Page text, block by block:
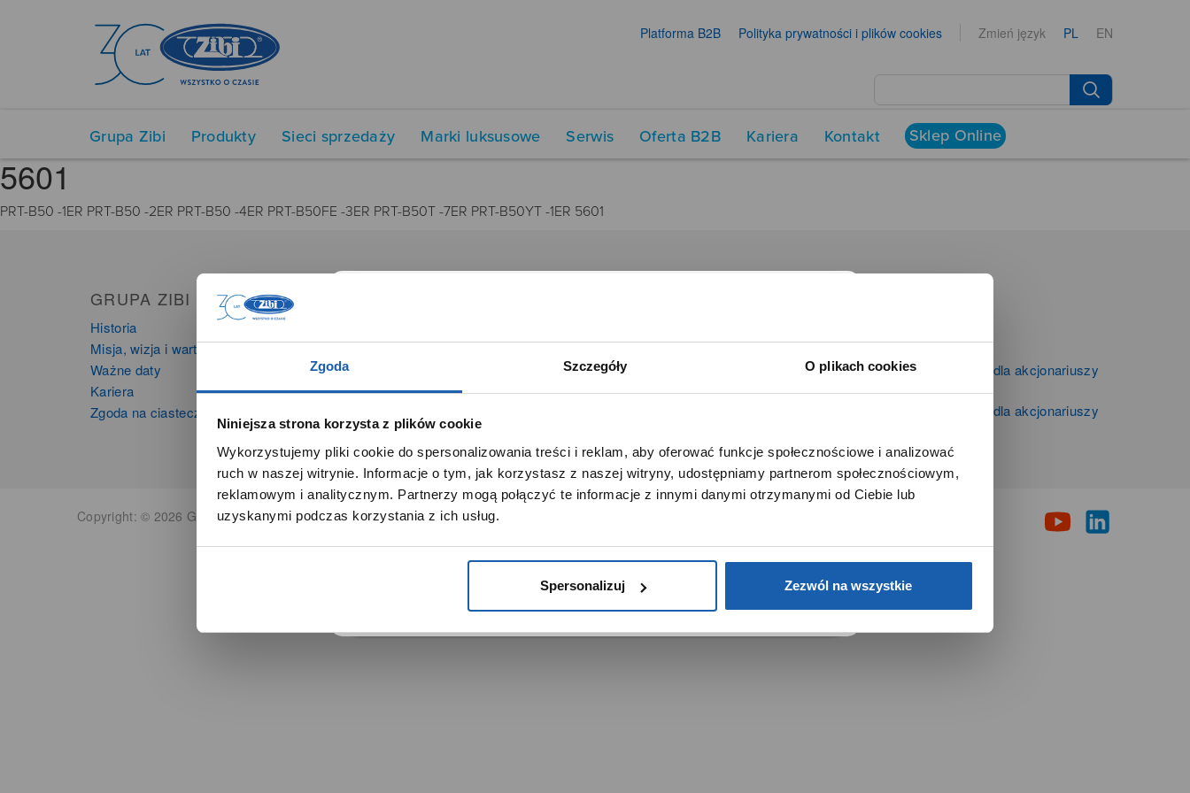
Zgoda Szczegóły O plikach cookies
Niniejsza strona korzysta z plików cookie
Wykorzystujemy pliki cookie do spersonalizowania treści i reklam, aby oferować funkcje społecznościowe i analizować
ruch w naszej witrynie. Informacje o tym, jak korzystasz z naszej witryny, udostępniamy partnerom społecznościowym,
reklamowym i analitycznym. Partnerzy mogą połączyć te informacje z innymi danymi otrzymanymi od Ciebie lub
uzyskanymi podczas korzystania z ich usług.
Spersonalizuj Zezwól na wszystkie
Platforma B2B Polityka prywatności i plików cookies Zmień język PL EN
Grupa Zibi Produkty Sieci sprzedaży Marki luksusowe Serwis Oferta B2B Kariera Kontakt Sklep Online
5601
PRT-B50 -1ER PRT-B50 -2ER PRT-B50 -4ER PRT-B50FE -3ER PRT-B50T -7ER PRT-B50YT -1ER 5601
GRUPA ZIBI
Historia
Misja, wizja i wartości Grupy Zibi
Ważne daty
Kariera
Zgoda na ciasteczka
Instrumenty muzyczne
Kalkulatory
Time Trend
Salony muzyczne Riff
Noble Place
Kontakt dla mediów
Informacje firmowe i dla akcjonariuszy
Zibi S.A.
Informacje firmowe i dla akcjonariuszy
Copyright: © 2026 Grupa Zibi S.A. Wszelkie prawa zastrzeżone.
SZANOWNA UŻYTKOWNICZKO
Używamy plików cookie w celach analitycznych, statystycznych i
marketingowych, w tym aby analizować ruch w tej witrynie,
optymalizować jej działanie oraz zapamiętywać Twoje preferencje.
DOWIEDZ SIĘ WIĘCEJ PRZEJDŹ DO SERWISU